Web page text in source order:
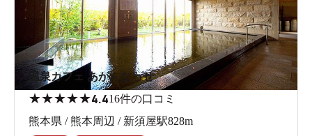
温泉カフェ あがんなっせ
★★★★★4.416件の口コミ
熊本県 / 熊本周辺 / 新須屋駅828m